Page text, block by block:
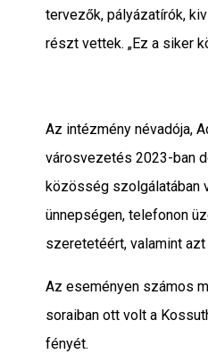
tervezők, pályázatírók,
részt vettek. „Ez a siker
Az intézmény névadója,
városvezetés 2023-ban
közösség szolgálatában
ünnepségen, telefonon
szeretetéért, valamint
Az eseményen számos
soraiban ott volt a
fényét.